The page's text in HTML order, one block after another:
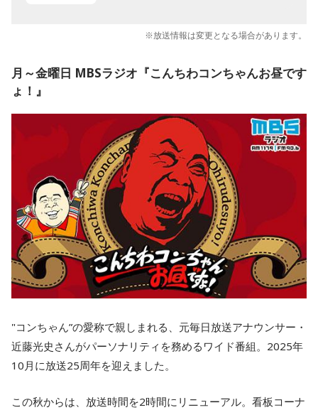
※放送情報は変更となる場合があります。
月～金曜日 MBSラジオ『こんちわコンちゃんお昼です
ょ！』
"コンちゃん”の愛称で親しまれる、元毎日放送アナウンサー・
近藤光史さんがパーソナリティを務めるワイド番組。2025年
10月に放送25周年を迎えました。
この秋からは、放送時間を2時間にリニューアル。看板コーナ